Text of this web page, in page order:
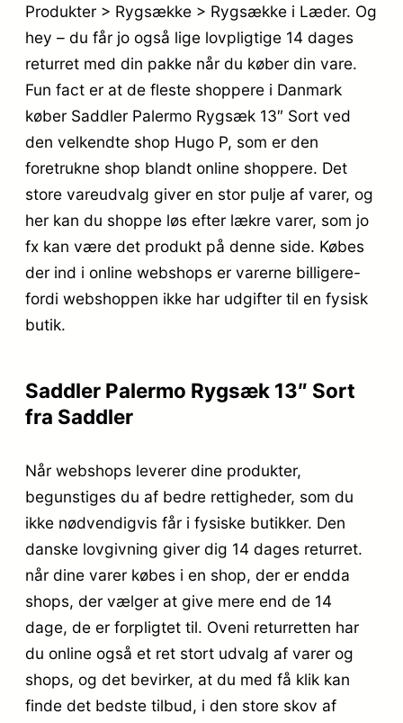
Produkter > Rygsække > Rygsække i Læder. Og
hey – du får jo også lige lovpligtige 14 dages
returret med din pakke når du køber din vare.
Fun fact er at de fleste shoppere i Danmark
køber Saddler Palermo Rygsæk 13″ Sort ved
den velkendte shop Hugo P, som er den
foretrukne shop blandt online shoppere. Det
store vareudvalg giver en stor pulje af varer, og
her kan du shoppe løs efter lækre varer, som jo
fx kan være det produkt på denne side. Købes
der ind i online webshops er varerne billigere-
fordi webshoppen ikke har udgifter til en fysisk
butik.
Saddler Palermo Rygsæk 13″ Sort
fra Saddler
Når webshops leverer dine produkter,
begunstiges du af bedre rettigheder, som du
ikke nødvendigvis får i fysiske butikker. Den
danske lovgivning giver dig 14 dages returret.
når dine varer købes i en shop, der er endda
shops, der vælger at give mere end de 14
dage, de er forpligtet til. Oveni returretten har
du online også et ret stort udvalg af varer og
shops, og det bevirker, at du med få klik kan
finde det bedste tilbud, i den store skov af